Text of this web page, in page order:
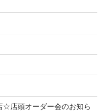
☆店頭オーダー会のお知ら